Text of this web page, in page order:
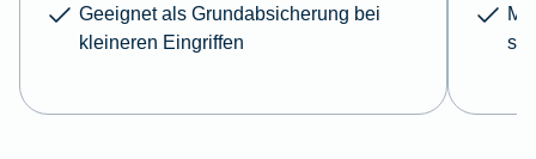
Geeignet als Grundabsicherung bei
kleineren Eingriffen